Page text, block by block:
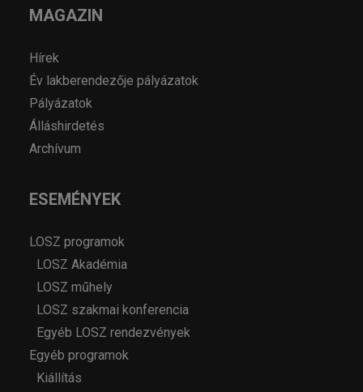
MAGAZIN
Hírek
Év lakberendezője pályázatok
Pályázatok
Álláshirdetés
Archívum
ESEMÉNYEK
LOSZ programok
LOSZ Akadémia
LOSZ műhely
LOSZ szakmai konferencia
Egyéb LOSZ rendezvények
Egyéb programok
Kiállítás